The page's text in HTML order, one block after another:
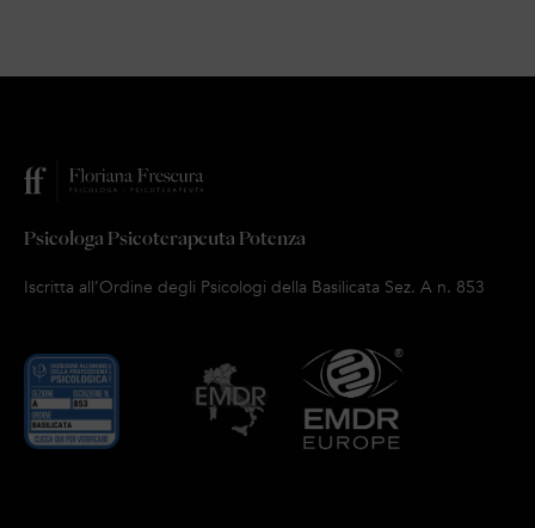
Psicologa Psicoterapeuta Potenza
Iscritta all’Ordine degli Psicologi della Basilicata Sez. A n. 853